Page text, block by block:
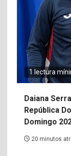
1 lectura
Daiana
República
Domingo
20 minutos